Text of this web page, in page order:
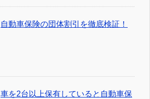
自動車保険の団体割引を徹底検証！
車を2台以上保有していると自動車保